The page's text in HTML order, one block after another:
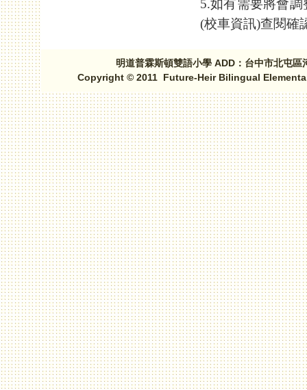
5.如有需要將會
(校車資訊)查閱確
明道普霖斯頓雙語小學 ADD：台中市北屯
Copyright © 2011 Future-Heir Bilingual